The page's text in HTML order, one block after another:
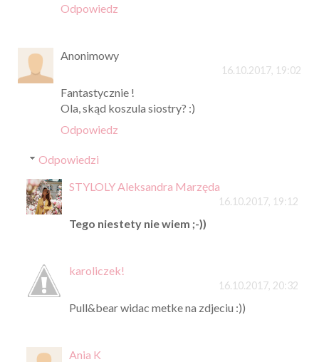
Odpowiedz
Anonimowy
16.10.2017, 19:02
Fantastycznie !
Ola, skąd koszula siostry? :)
Odpowiedz
Odpowiedzi
STYLOLY Aleksandra Marzęda
16.10.2017, 19:12
Tego niestety nie wiem ;-))
karoliczek!
16.10.2017, 20:32
Pull&bear widac metke na zdjeciu :))
Ania K